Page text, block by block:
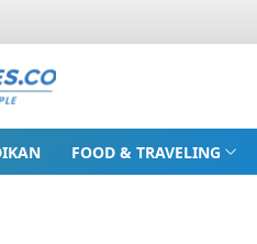
FOOD & TRAVELING